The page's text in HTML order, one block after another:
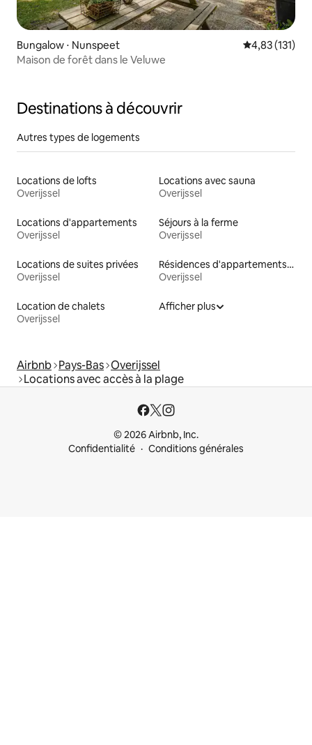
Bungalow ⋅ Nunspeet Évaluation
4,83 (131)
Maison de forêt dans le Veluwe
Destinations à découvrir
Autres types de logements
Locations de lofts
Overijssel
Locations avec sauna
Overijssel
Locations d'appartements
Overijssel
Séjours à la ferme
Overijssel
Locations de suites privées
Overijssel
Résidences d'appartements en location
Overijssel
Location de chalets
Overijssel
Afficher plus
Airbnb Pays-Bas Overijssel
Locations avec accès à la plage
© 2026 Airbnb, Inc.
Confidentialité
Conditions générales